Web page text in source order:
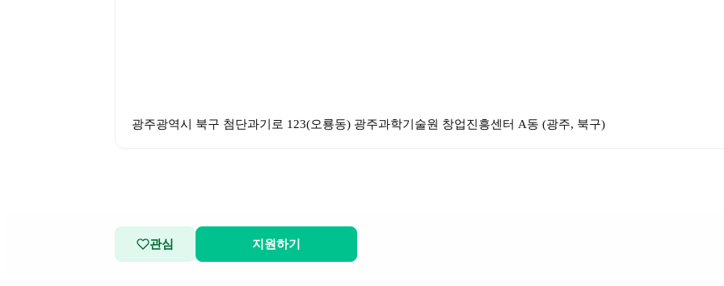
광주광역시 북구 첨단과기로 123(오룡동) 광주과학기술원 창업진흥센터 A동 (광주, 북구)
관심 지원하기